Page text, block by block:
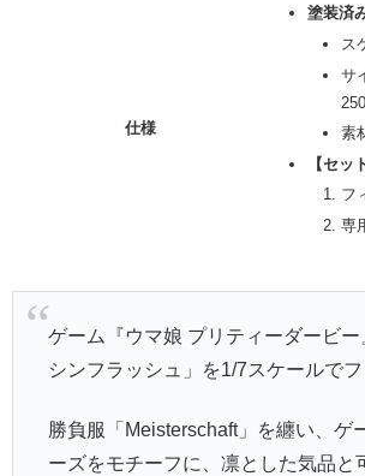
仕様
塗装済
ス
サ
素
【セッ
フ
専
ゲーム『ウマ娘 プリティーダービー
シンフラッシュ」を1/7スケールでフ
勝負服「Meisterschaft」を纏い、ゲ
ーズをモチーフに、凛とした気品と